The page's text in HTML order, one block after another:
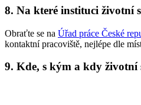
8. Na které instituci životní
Obraťte se na Úřad práce České
kontaktní pracoviště, nejlépe dle
9. Kde, s kým a kdy životní